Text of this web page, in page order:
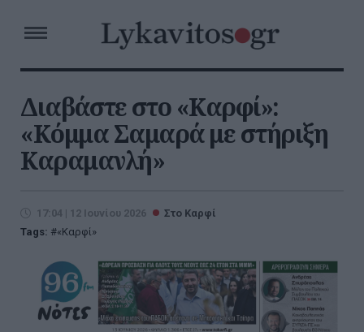
Διαβάστε στο «Καρφί»:
«Κόμμα Σαμαρά με στήριξη
Καραμανλή»
17:04 | 12 Ιουνίου 2026
Στο Καρφί
Tags:
«Καρφί»